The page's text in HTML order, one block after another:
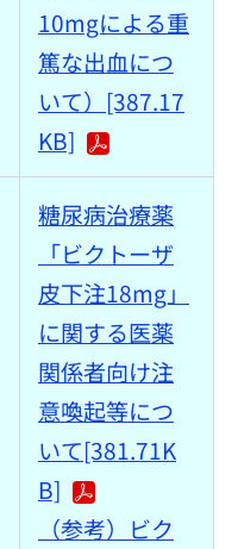
10mgによる重
篤な出血につ
いて）[387.17
KB]
糖尿病治療薬
「ビクトーザ
皮下注18mg」
に関する医薬
関係者向け注
意喚起等につ
いて[381.71K
B]
（参考）ビク